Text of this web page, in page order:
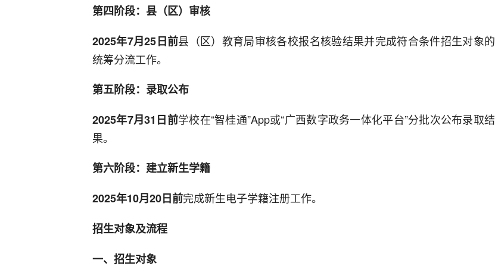
第四阶段：县（区）审核
2025年7月25日前县（区）教育局审核各校报名核验结果并完成符合条件招生对象的
统筹分流工作。
第五阶段：录取公布
2025年7月31日前学校在“智桂通”App或“广西数字政务一体化平台”分批次公布录取结
果。
第六阶段：建立新生学籍
2025年10月20日前完成新生电子学籍注册工作。
招生对象及流程
一、招生对象